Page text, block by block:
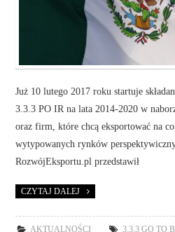
Już 10 lutego 2017 roku startuje
3.3.3 PO IR na lata 2014-2020 w
oraz firm, które chcą eksportować na
wytypowanych rynków
RozwójEksportu.pl przedstawił
CZYTAJ DALEJ
AKTUALNOŚCI 3.3.3 GO TO